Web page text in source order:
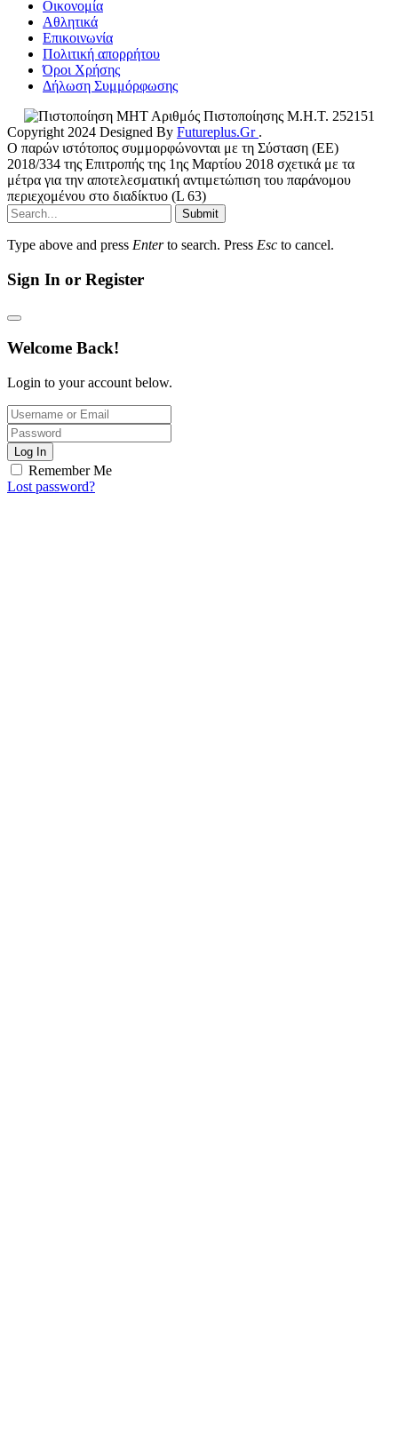
Οικονομία
Αθλητικά
Επικοινωνία
Πολιτική απορρήτου
Όροι Χρήσης
Δήλωση Συμμόρφωσης
Αριθμός Πιστοποίησης Μ.Η.Τ. 252151
Copyright 2024 Designed By Futureplus.Gr .
Ο παρών ιστότοπος συμμορφώνονται με τη Σύσταση (ΕΕ)
2018/334 της Επιτροπής της 1ης Μαρτίου 2018 σχετικά με τα
μέτρα για την αποτελεσματική αντιμετώπιση του παράνομου
περιεχομένου στο διαδίκτυο (L 63)
Submit
Type above and press Enterto search. Press Esc to cancel.
Sign In or Register
Welcome Back!
Login to your account below.
Log In
Remember Me
Lost password?